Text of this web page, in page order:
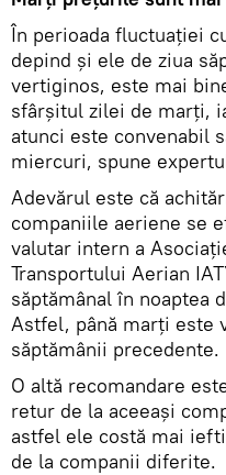
În perioada fluctuației
depind și ele de ziua
vertiginos, este mai
sfârșitul zilei de marți,
atunci este convenabil
miercuri, spune
Adevărul este că
companiile aeriene se
valutar intern a
Transportului Aerian
săptămânal în noaptea
Astfel, până marți este
săptămânii precedente.
O altă recomandare
retur de la aceeași
astfel ele costă mai
de la companii diferite.